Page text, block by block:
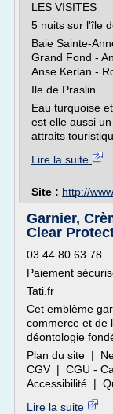
LES VISITES
5 nuits sur l'île
Baie Sainte-
Grand Fond -
Anse Kerlan -
Ile de Praslin
Eau turquoise
est elle aussi
attraits
Lire la suite
Site : http://
Garnier,
Clear
03 44 80 63 78
Paiement
Tati.fr
Cet emblème
commerce et de
déontologie
Plan du site |
CGV | CGU -
Accessibilité |
Lire la suite